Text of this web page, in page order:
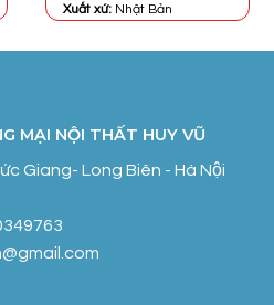
Xuất xứ: Nhật Bản
MẠI NỘI THẤT HUY VŨ
Giang- Long Biên - Hà Nội